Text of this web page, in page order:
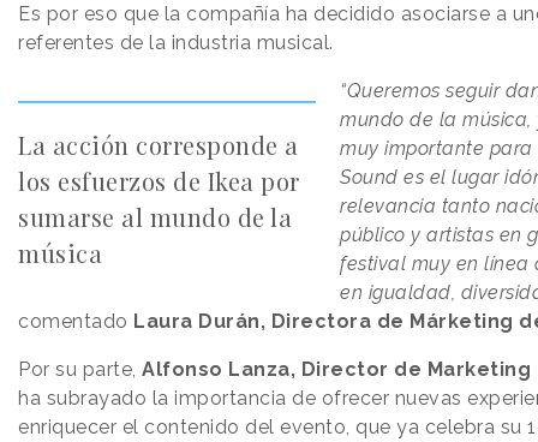
Es por eso que la compañía ha decidido asociarse a
referentes de la industria musical.
La acción corresponde a
los esfuerzos de Ikea por
sumarse al mundo de la
música
“Queremos seguir
mundo de la música,
muy importante para
Sound es el lugar
relevancia tanto
público y artistas en
festival muy en línea
en igualdad,
comentado Laura Durán, Directora de Márketing
Por su parte, Alfonso Lanza, Director de Marketing
ha subrayado la importancia de ofrecer nuevas
enriquecer el contenido del evento, que ya celebra su